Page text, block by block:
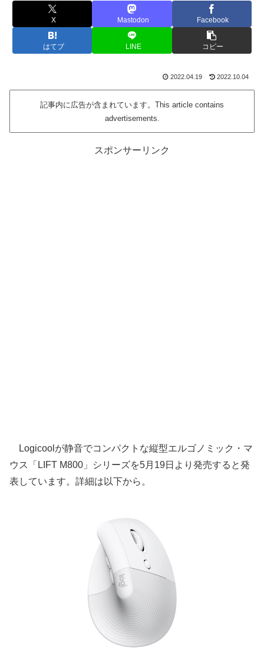
X Mastodon Facebook
はてブ LINE コピー
2022.04.19 2022.10.04
記事内に広告が含まれています。This article contains
advertisements.
スポンサーリンク
Logicoolが静音でコンパクトな縦型エルゴノミック・マ
ウス「LIFT M800」シリーズを5月19日より発売すると発
表しています。詳細は以下から。